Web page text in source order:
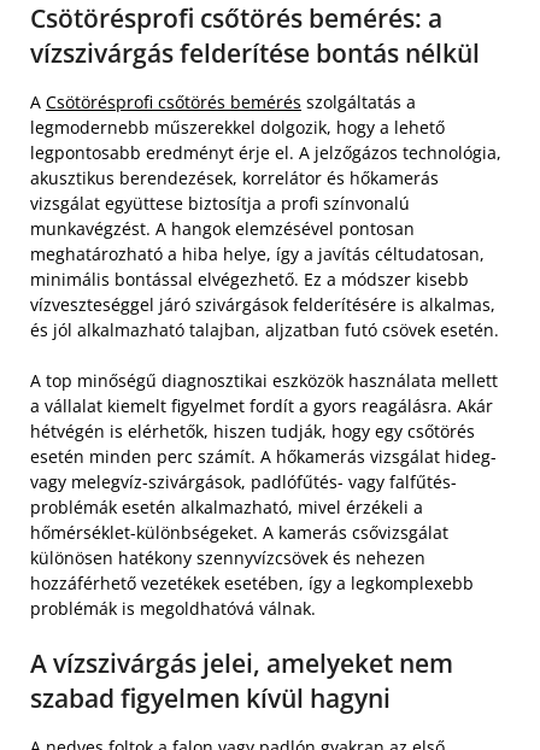
Csötörésprofi csőtörés bemérés: a
vízszivárgás felderítése bontás nélkül
A Csötörésprofi csőtörés bemérés szolgáltatás a
legmodernebb műszerekkel dolgozik, hogy a lehető
legpontosabb eredményt érje el. A jelzőgázos technológia,
akusztikus berendezések, korrelátor és hőkamerás
vizsgálat együttese biztosítja a profi színvonalú
munkavégzést. A hangok elemzésével pontosan
meghatározható a hiba helye, így a javítás céltudatosan,
minimális bontással elvégezhető. Ez a módszer kisebb
vízveszteséggel járó szivárgások felderítésére is alkalmas,
és jól alkalmazható talajban, aljzatban futó csövek esetén.
A top minőségű diagnosztikai eszközök használata mellett
a vállalat kiemelt figyelmet fordít a gyors reagálásra. Akár
hétvégén is elérhetők, hiszen tudják, hogy egy csőtörés
esetén minden perc számít. A hőkamerás vizsgálat hideg-
vagy melegvíz-szivárgások, padlófűtés- vagy falfűtés-
problémák esetén alkalmazható, mivel érzékeli a
hőmérséklet-különbségeket. A kamerás csővizsgálat
különösen hatékony szennyvízcsövek és nehezen
hozzáférhető vezetékek esetében, így a legkomplexebb
problémák is megoldhatóvá válnak.
A vízszivárgás jelei, amelyeket nem
szabad figyelmen kívül hagyni